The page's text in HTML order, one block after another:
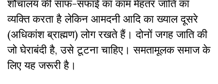
शौचालय की साफ-सफाई का काम मेहतर जाति का
व्यक्ति करता है लेकिन आमदनी आदि का ख्याल दूसरे
(अधिकांश ब्राह्मण) लोग रखते हैं। दोनों जगह जाति की
जो घेराबंदी है, उसे टूटना चाहिए। समतामूलक समाज के
लिए यह जरूरी है।